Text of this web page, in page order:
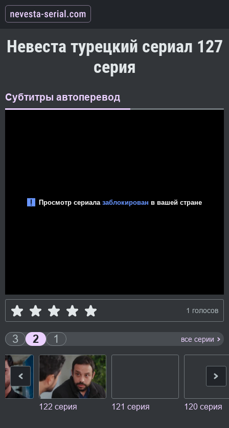
Невеста турецкий сериал 127
серия
Субтитры автоперевод
1 голосов
3 2 1 все серии
122 серия 121 серия 120 серия